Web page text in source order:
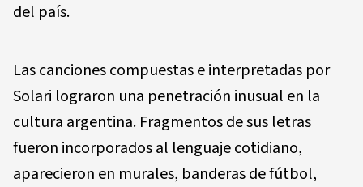
del país.
Las canciones compuestas e interpretadas por
Solari lograron una penetración inusual en la
cultura argentina. Fragmentos de sus letras
fueron incorporados al lenguaje cotidiano,
aparecieron en murales, banderas de fútbol,